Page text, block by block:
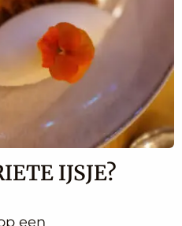
IJSJE?
een